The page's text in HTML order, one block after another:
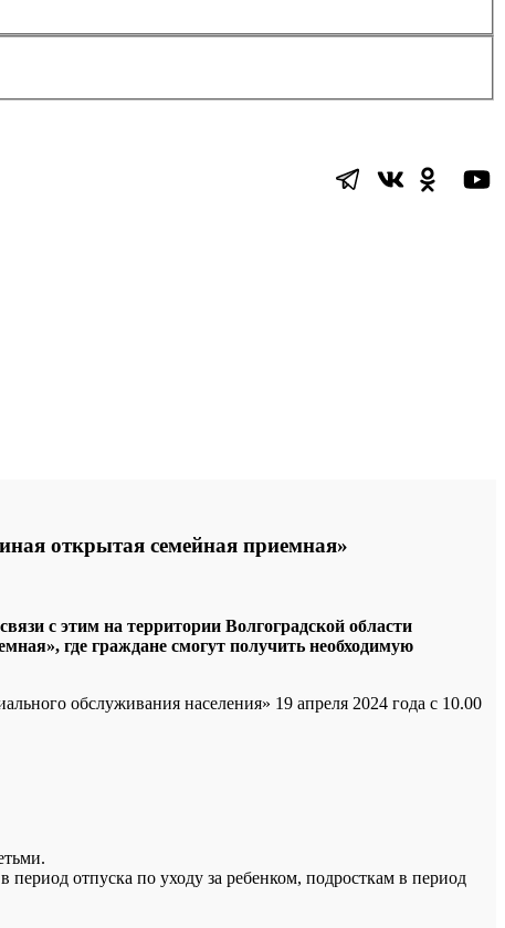
открытая семейная приемная»
с этим на территории Волгоградской области
где граждане смогут получить необходимую
обслуживания населения» 19 апреля 2024 года с 10.00
отпуска по уходу за ребенком, подросткам в период